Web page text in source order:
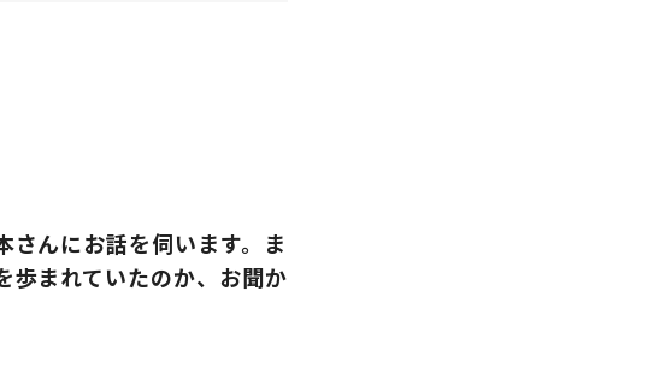
んにお話を伺います。ま
歩まれていたのか、お聞か